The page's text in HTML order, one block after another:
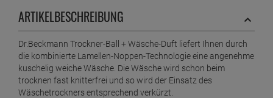
ab1,
Dr. Beckmann Fleckenteufel Büro & Heimwerken
50 ml
ab1,89€
1 Liter =37,80 €
ARTIKELBESCHREIBUNG
Dr.Beckmann Trockner-Ball + Wäsche-Duft liefert Ihnen durch
die kombinierte Lamellen-Noppen-Technologie eine angenehme
kuschelig weiche Wäsche. Die Wäsche wird schon beim
trocknen fast knitterfrei und so wird der Einsatz des
Wäschetrockners entsprechend verkürzt.